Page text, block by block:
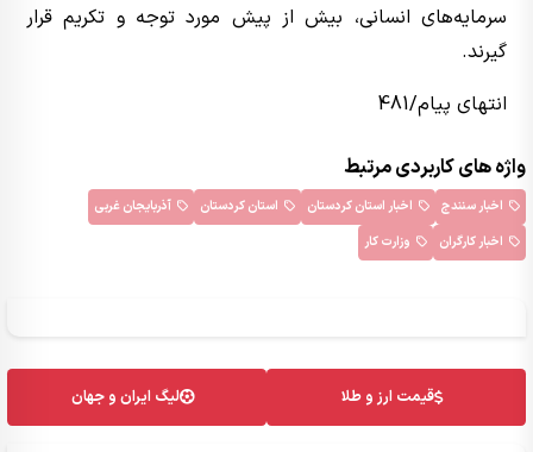
سرمایه‌های انسانی، بیش از پیش مورد توجه و تکریم قرار
گیرند.
انتهای پیام/481
واژه های کاربردی مرتبط
اخبار سنندج اخبار استان کردستان استان کردستان
آذربایجان غربی
اخبار کارگران
وزارت کار
قیمت ارز و طلا لیگ ایران و جهان